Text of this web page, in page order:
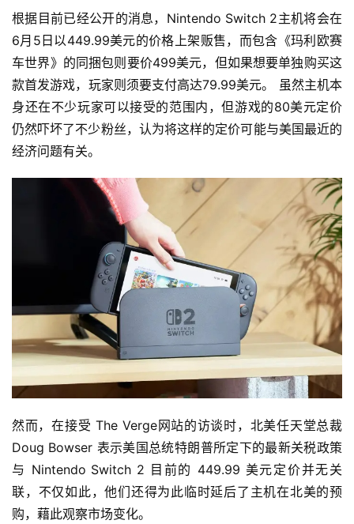
根据目前已经公开的消息，Nintendo Switch 2主机将会在
6月5日以449.99美元的价格上架贩售，而包含《玛利欧赛
车世界》的同捆包则要价499美元，但如果想要单独购买这
款首发游戏，玩家则须要支付高达79.99美元。 虽然主机本
身还在不少玩家可以接受的范围内，但游戏的80美元定价
仍然吓坏了不少粉丝，认为将这样的定价可能与美国最近的
经济问题有关。
然而，在接受 The Verge网站的访谈时，北美任天堂总裁
Doug Bowser 表示美国总统特朗普所定下的最新关税政策
与 Nintendo Switch 2 目前的 449.99 美元定价并无关
联，不仅如此，他们还得为此临时延后了主机在北美的预
购，藉此观察市场变化。